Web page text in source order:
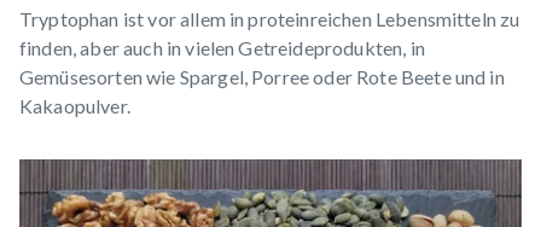
Tryptophan ist vor allem in proteinreichen Lebensmitteln zu
finden, aber auch in vielen Getreideprodukten, in
Gemüsesorten wie Spargel, Porree oder Rote Beete und in
Kakaopulver.